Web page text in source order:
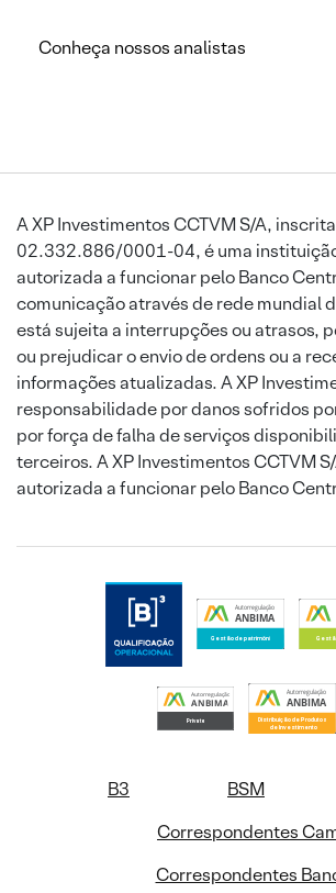
Conheça nossos analistas
A XP Investimentos CCTVM S/A, inscrita
02.332.886/0001-04, é uma
autorizada a funcionar pelo Banco
comunicação através de rede mundial
está sujeita a interrupções ou atrasos,
ou prejudicar o envio de ordens ou a
informações atualizadas. A XP
responsabilidade por danos sofridos
por força de falha de serviços
terceiros. A XP Investimentos CCTVM
autorizada a funcionar pelo Banco
B3 BSM
Correspondentes
Correspondentes